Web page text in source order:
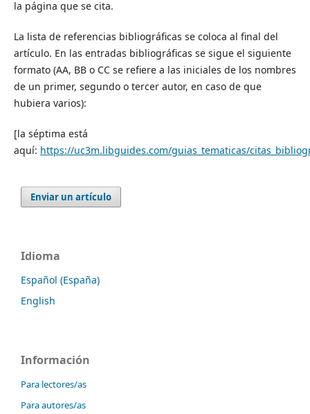
la página que se cita.
La lista de referencias bibliográficas se coloca al final del
artículo. En las entradas bibliográficas se sigue el siguiente
formato (AA, BB o CC se refiere a las iniciales de los nombres
de un primer, segundo o tercer autor, en caso de que
hubiera varios):
[la séptima está
aquí: https://uc3m.libguides.com/guias_tematicas/
Enviar un artículo
Idioma
Español (España)
English
Información
Para lectores/as
Para autores/as